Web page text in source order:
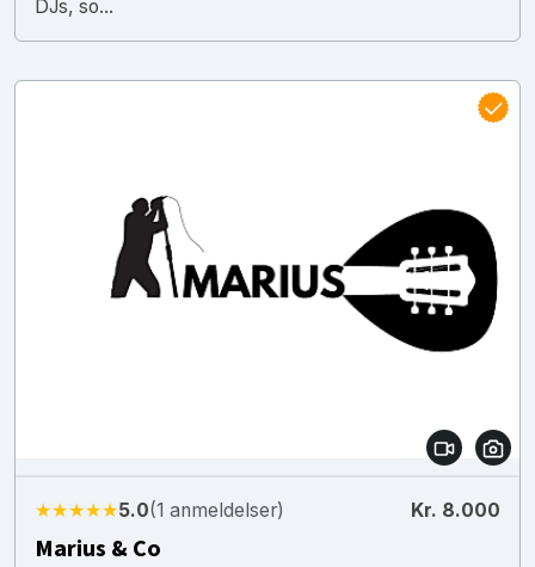
DJs, so...
★★★★★5.0(1 anmeldelser) Kr. 8.000
Marius & Co